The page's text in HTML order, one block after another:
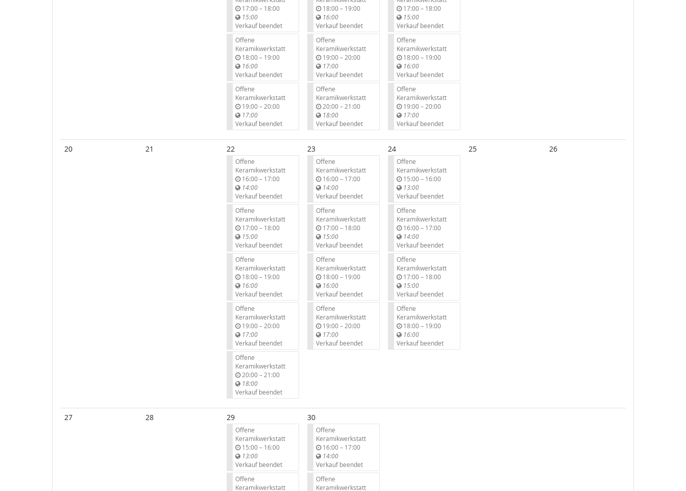
17:00–b
s
18:00
15:00
Verkauf beendet
Offene
Keramikwerkstatt
18:00–b
s
19:00
16:00
Verkauf beendet
Offene
Keramikwerkstatt
19:00–b
s
20:00
17:00
Verkauf beendet
18:00–b
s
19:00
16:00
Verkauf beendet
Offene
Keramikwerkstatt
19:00–b
s
20:00
17:00
Verkauf beendet
Offene
Keramikwerkstatt
20:00–b
s
21:00
18:00
Verkauf beendet
17:00–b
s
18:00
15:00
Verkauf beendet
Offene
Keramikwerkstatt
18:00–b
s
19:00
16:00
Verkauf beendet
Offene
Keramikwerkstatt
19:00–b
s
20:00
17:00
Verkauf beendet
20 21 22
Offene
Keramikwerkstatt
16:00–b
s
17:00
14:00
Verkauf beendet
Offene
Keramikwerkstatt
17:00–b
s
18:00
15:00
Verkauf beendet
Offene
Keramikwerkstatt
18:00–b
s
19:00
16:00
Verkauf beendet
Offene
Keramikwerkstatt
19:00–b
s
20:00
17:00
Verkauf beendet
Offene
Keramikwerkstatt
20:00–b
s
21:00
18:00
Verkauf beendet
23
Offene
Keramikwerkstatt
16:00–b
s
17:00
14:00
Verkauf beendet
Offene
Keramikwerkstatt
17:00–b
s
18:00
15:00
Verkauf beendet
Offene
Keramikwerkstatt
18:00–b
s
19:00
16:00
Verkauf beendet
Offene
Keramikwerkstatt
19:00–b
s
20:00
17:00
Verkauf beendet
24
Offene
Keramikwerkstatt
15:00–b
s
16:00
13:00
Verkauf beendet
Offene
Keramikwerkstatt
16:00–b
s
17:00
14:00
Verkauf beendet
Offene
Keramikwerkstatt
17:00–b
s
18:00
15:00
Verkauf beendet
Offene
Keramikwerkstatt
18:00–b
s
19:00
16:00
Verkauf beendet
25 26
27 28 29
Offene
Keramikwerkstatt
15:00–b
s
16:00
13:00
Verkauf beendet
Offene
Keramikwerkstatt
30
Offene
Keramikwerkstatt
16:00–b
s
17:00
14:00
Verkauf beendet
Offene
Keramikwerkstatt